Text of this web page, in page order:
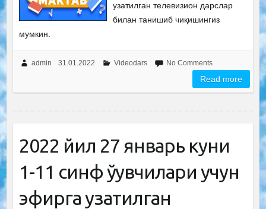
узатилган телевизион дарслар
билан танишиб чиқишингиз
мумкин.
admin 31.01.2022 Videodars No Comments
Read more
2022 йил 27 январь куни
1-11 синф ўқувчилари учун
эфирга узатилган